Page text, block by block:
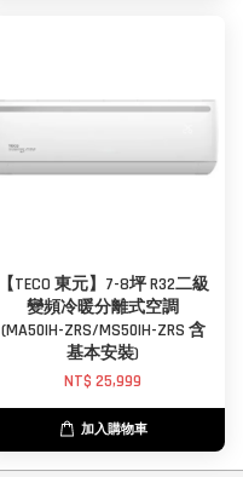
【TECO 東元】7-8坪 R32二級
變頻冷暖分離式空調
(MA50IH-ZRS/MS50IH-ZRS 含
基本安裝)
NT$ 25,999
加入購物車